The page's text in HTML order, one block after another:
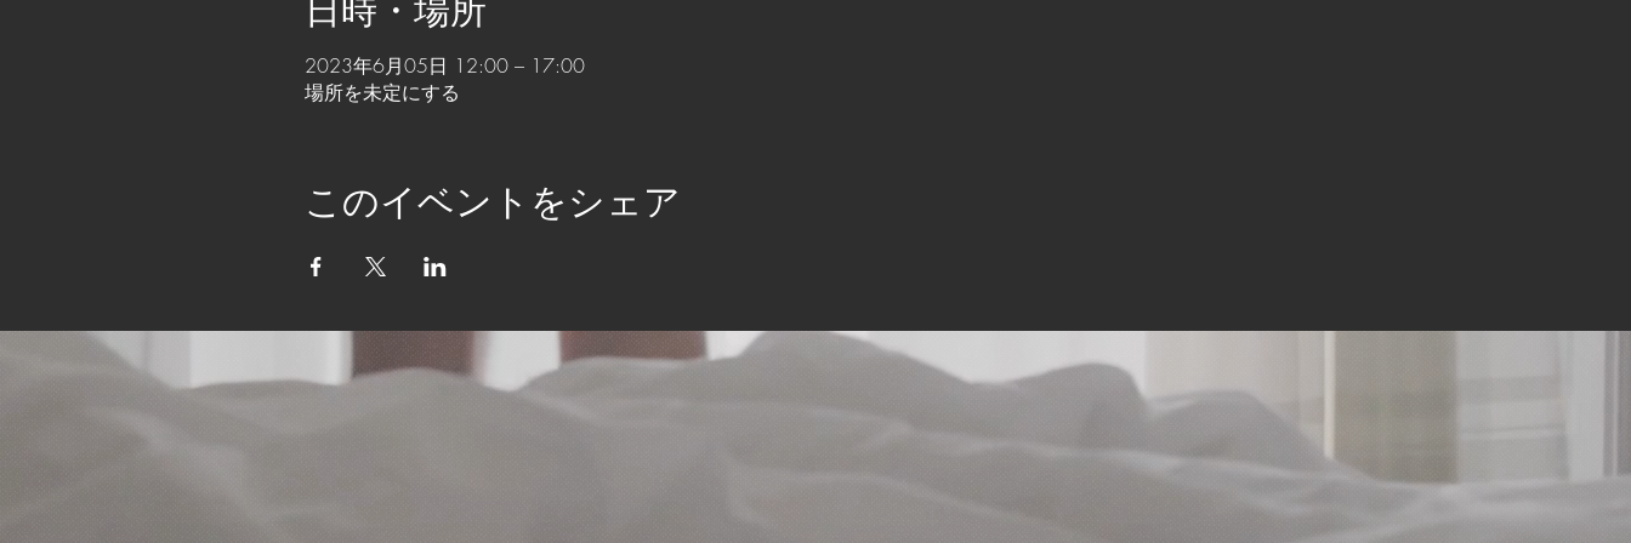
日時・場所
2023年6月05日 12:00 – 17:00
場所を未定にする
このイベントをシェア